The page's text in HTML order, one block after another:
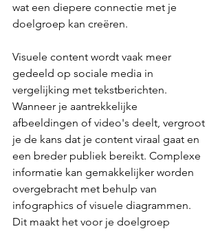
wat een diepere connectie met je
doelgroep kan creëren.
Visuele content wordt vaak meer
gedeeld op sociale media in
vergelijking met tekstberichten.
Wanneer je aantrekkelijke
afbeeldingen of video's deelt, vergroot
je de kans dat je content viraal gaat en
een breder publiek bereikt. Complexe
informatie kan gemakkelijker worden
overgebracht met behulp van
infographics of visuele diagrammen.
Dit maakt het voor je doelgroep